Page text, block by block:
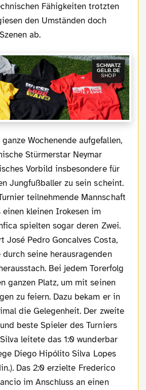
Fähigkeiten trotzten
den Umständen doch
ab.
SCHWATZ
GELB.DE
SHOP
Stürmerstar Neymar
Vorbild insbesondere für
Jungfußballer zu sein scheint.
teilnehmende Mannschaft
kleinen Irokesen im
spielten sogar deren Zwei.
José Pedro Goncalves Costa,
seine herausragenden
Bei jedem Torerfolg
ganzen Platz, um mit seinen
zu feiern. Dazu bekam er in
die Gelegenheit. Der zweite
beste Spieler des Turniers
leitete das 1:0 wunderbar
Diego Hipólito Silva Lopes
Das 2:0 erzielte Frederico
im Anschluss an einen